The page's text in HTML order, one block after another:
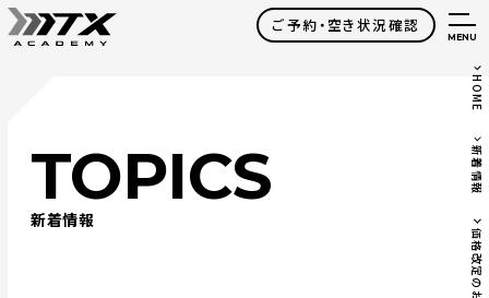
ご予約・空き状況確認
MENU
HOME
新着情報
新着情報
TOPICS